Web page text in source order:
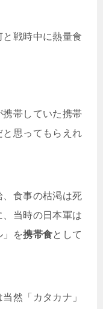
戦時中に熱量食
帯していた携帯
思ってもらえれ
食事の枯渇は死
当時の日本軍は
」を携帯食として
然「カタカナ」